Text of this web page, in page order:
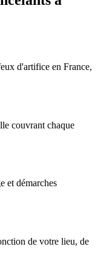
d'artifice en France,
couvrant chaque
et démarches
de votre lieu, de